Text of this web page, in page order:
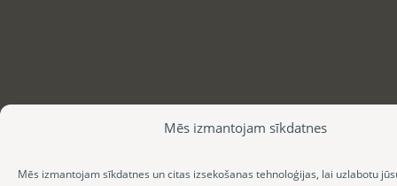
Mēs izmantojam sīkdatnes
Mēs izmantojam sīkdatnes un citas izsekošanas tehnoloģijas, lai uzlabotu